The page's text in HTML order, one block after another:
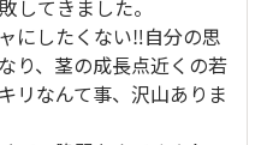
してきました。
にしたくない‼️自分の思
り、茎の成長点近くの若
リなんて事、沢山ありま